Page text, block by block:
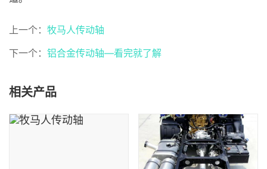
上一个： 牧马人传动轴
下一个： 铝合金传动轴—看完就了解
相关产品